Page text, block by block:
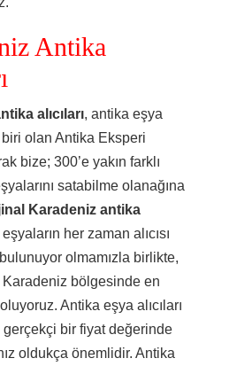
Antika
alıcıları, antika eşya
biri olan Antika Eksperi
bize; 300’e yakın farklı
satabilme olanağına
Karadeniz antika
her zaman alıcısı
olmamızla birlikte,
Karadeniz bölgesinde en
Antika eşya alıcıları
bir fiyat değerinde
oldukça önemlidir. Antika